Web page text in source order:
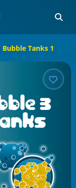
Bubble Tanks 1